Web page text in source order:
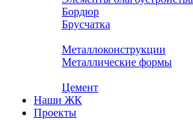
Бордюр
Брусчатка
Металлоконструкции
Металлические формы
Цемент
Наши ЖК
Проекты